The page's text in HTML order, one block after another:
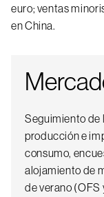
euro; ventas
en China.
Seguimiento de
producción e
consumo,
alojamiento de
de verano